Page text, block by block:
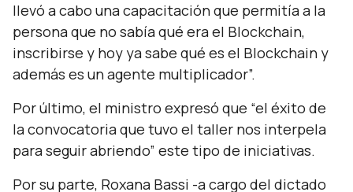
llevó a cabo una capacitación que permitía a la
persona que no sabía qué era el Blockchain,
inscribirse y hoy ya sabe qué es el Blockchain y
además es un agente multiplicador”.
Por último, el ministro expresó que “el éxito de
la convocatoria que tuvo el taller nos interpela
para seguir abriendo” este tipo de iniciativas.
Por su parte, Roxana Bassi -a cargo del dictado